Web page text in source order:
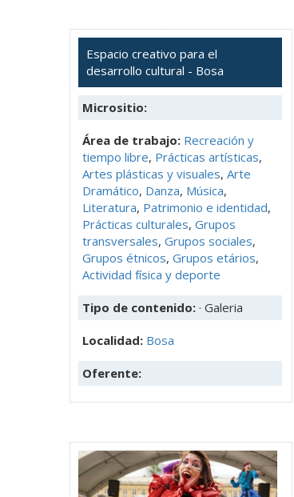
Espacio creativo para el
desarrollo cultural - Bosa
Micrositio:
Área de trabajo: Recreación y
tiempo libre, Prácticas artísticas,
Artes plásticas y visuales, Arte
Dramático, Danza, Música,
Literatura, Patrimonio e identidad,
Prácticas culturales, Grupos
transversales, Grupos sociales,
Grupos étnicos, Grupos etários,
Actividad física y deporte
Tipo de contenido: · Galeria
Localidad: Bosa
Oferente: